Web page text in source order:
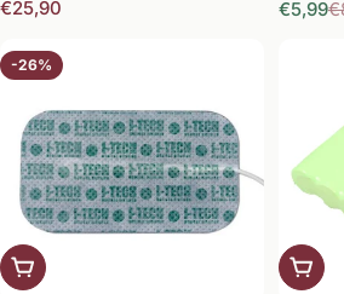
Prezzo
€25,90
Prezzo
€5,99
Prezzo
-26%
Aggiungi al carrello